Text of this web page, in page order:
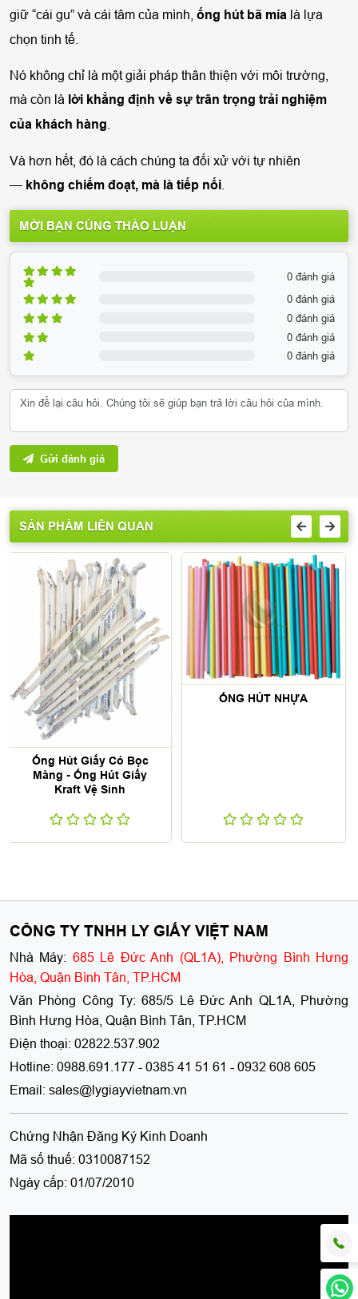
giữ “cái gu” và cái tâm của mình, ống hút bã mía là lựa
chọn tinh tế.
Nó không chỉ là một giải pháp thân thiện với môi trường,
mà còn là lời khẳng định về sự trân trọng trải nghiệm
của khách hàng
Và hơn hết, đó là cách chúng ta đối xử với tự nhiên
— không chiếm đoạt, mà là tiếp nối
MỜI BẠN CÙNG THẢO LUẬN
0 đánh giá
0 đánh giá
0 đánh giá
0 đánh giá
0 đánh giá
Gửi đánh giá
SẢN PHẨM LIÊN QUAN
Ống Hút Giấy Có Bọc
Màng - Ống Hút Giấy
Kraft Vệ Sinh
ỐNG HÚT NHỰA
CÔNG TY TNHH LY GIẤY VIỆT NAM
Nhà Máy: 685 Lê Đức Anh (QL1A), Phường Bình Hưng
Hòa, Quận Bình Tân, TP.HCM
Văn Phòng Công Ty: 685/5 Lê Đức Anh QL1A, Phường
Bình Hưng Hòa, Quận Bình Tân, TP.HCM
Điện thoại: 02822.537.902
Hotline: 0988.691.177 - 0385 41 51 61 - 0932 608 605
Email: sales@lygiayvietnam.vn
Chứng Nhận Đăng Ký Kinh Doanh
Mã số thuế: 0310087152
Ngày cấp: 01/07/2010